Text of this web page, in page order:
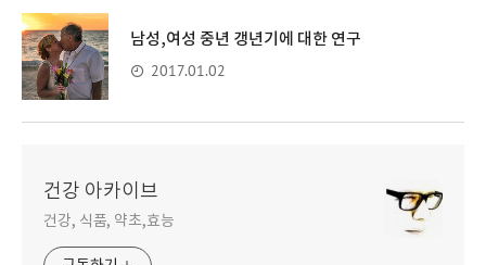
남성,여성 중년 갱년기에 대한 연구
2017.01.02
건강 아카이브
건강, 식품, 약초,효능